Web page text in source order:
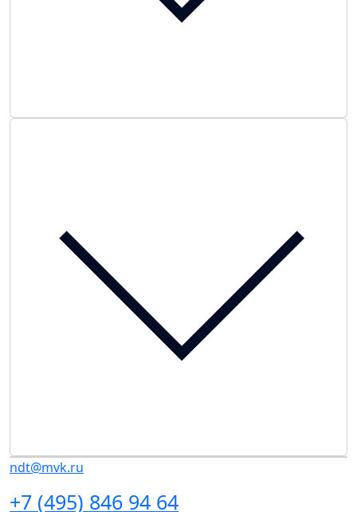
ndt@mvk.ru
+7 (495) 846 94 64